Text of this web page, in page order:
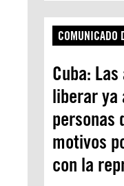
COMUNICADO
Cuba:
liberar ya
personas
motivos
con la